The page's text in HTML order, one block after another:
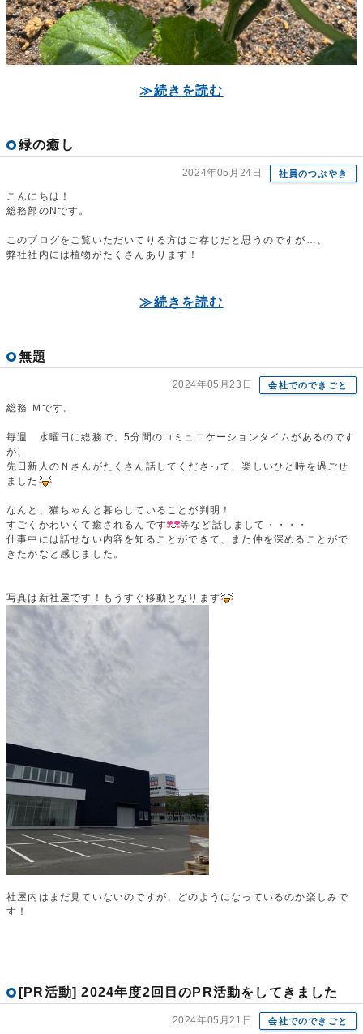
≫続きを読む
緑の癒し
2024年05月24日 社員のつぶやき
こんにちは！
総務部のNです。
このブログをご覧いただいてりる方はご存じだと思うのですが…、
弊社社内には植物がたくさんあります！
≫続きを読む
無題
2024年05月23日 会社でのできごと
総務 Ｍです。
毎週 水曜日に総務で、5分間のコミュニケーションタイムがあるのです
が、
先日新人のＮさんがたくさん話してくださって、楽しいひと時を過ごせ
ました
なんと、猫ちゃんと暮らしていることが判明！
すごくかわいくて癒されるんです
等など話しまして・・・・
仕事中には話せない内容を知ることができて、また仲を深めることがで
きたかなと感じました。
写真は新社屋です！もうすぐ移動となります
社屋内はまだ見ていないのですが、どのようになっているのか楽しみで
す！
[PR活動] 2024年度2回目のPR活動をしてきました
2024年05月21日 会社でのできごと